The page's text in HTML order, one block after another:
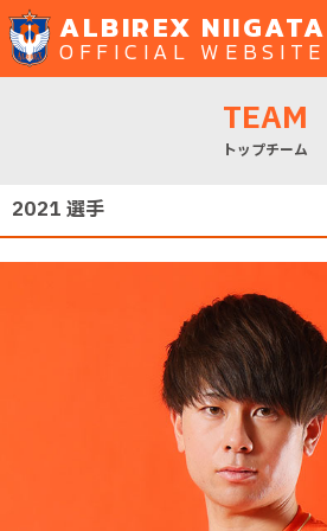
ALBIREX NIIGATA
OFFICIAL WEBSITE
TEAM
トップチーム
2021 選手